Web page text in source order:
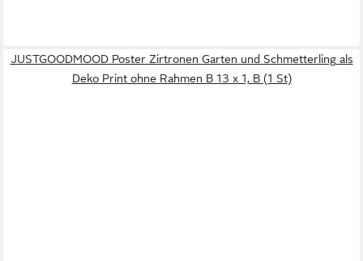
JUSTGOODMOOD Poster Zirtronen Garten und Schmetterling als
Deko Print ohne Rahmen B 13 x 1, B (1 St)